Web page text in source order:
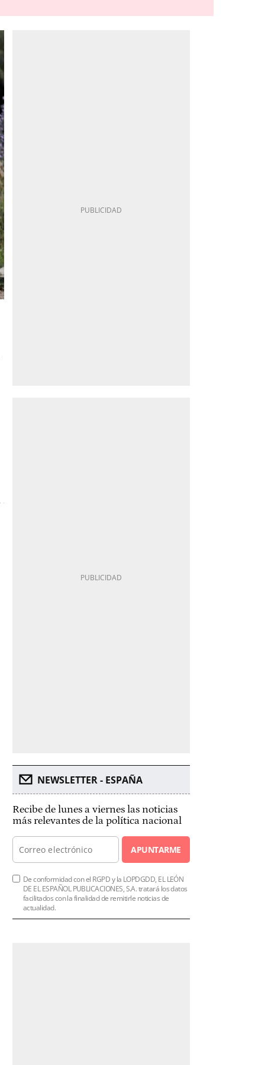
NEWSLETTER - ESPAÑA
Recibe de lunes a viernes las noticias
más relevantes de la política nacional
APUNTARME
De conformidad con el RGPD y la LOPDGDD, EL LEÓN
DE EL ESPAÑOL PUBLICACIONES, S.A. tratará los datos
facilitados con la finalidad de remitirle noticias de
actualidad.